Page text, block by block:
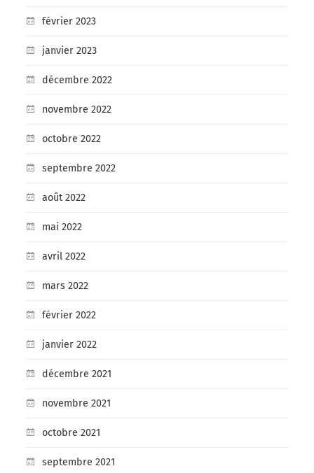
février 2023
janvier 2023
décembre 2022
novembre 2022
octobre 2022
septembre 2022
août 2022
mai 2022
avril 2022
mars 2022
février 2022
janvier 2022
décembre 2021
novembre 2021
octobre 2021
septembre 2021